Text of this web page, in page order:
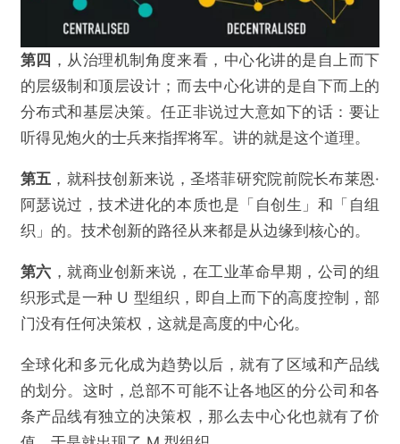
提交
第四 ，从治理机制角度来看，中心化讲的是自上而下
的层级制和顶层设计；而去中心化讲的是自下而上的
分布式和基层决策。任正非说过大意如下的话：要让
听得见炮火的士兵来指挥将军。讲的就是这个道理。
第五 ，就科技创新来说，圣塔菲研究院前院长布莱恩·
阿瑟说过，技术进化的本质也是「自创生」和「自组
织」的。技术创新的路径从来都是从边缘到核心的。
第六 ，就商业创新来说，在工业革命早期，公司的组
织形式是一种 U 型组织，即自上而下的高度控制，部
门没有任何决策权，这就是高度的中心化。
全球化和多元化成为趋势以后，就有了区域和产品线
的划分。这时，总部不可能不让各地区的分公司和各
条产品线有独立的决策权，那么去中心化也就有了价